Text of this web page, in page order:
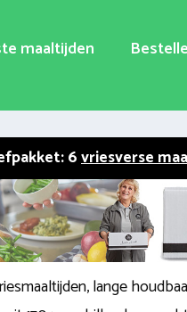
maaltijden
6vriesverse
lange